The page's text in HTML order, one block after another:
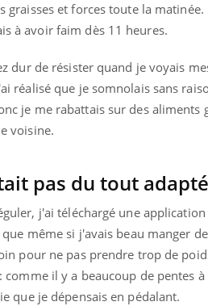
graisses et forces toute la
à avoir faim dès 11 heures.
dur de résister quand je voyais
réalisé que je somnolais sans
je me rabattais sur des
voisine.
pas du tout
j'ai téléchargé une
que même si j'avais beau manger
pour ne pas prendre trop de
comme il y a beaucoup de pentes
que je dépensais en pédalant.